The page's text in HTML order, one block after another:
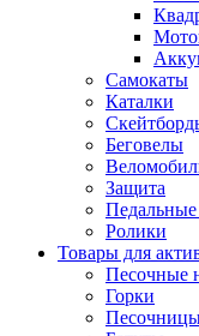
Самокаты
Каталки
Беговелы
Защита
Ролики
Товары для
Песочные
Горки